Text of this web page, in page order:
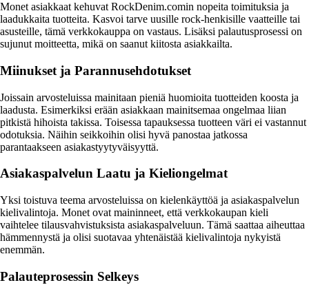
Monet asiakkaat kehuvat RockDenim.comin nopeita toimituksia ja
laadukkaita tuotteita. Kasvoi tarve uusille rock-henkisille vaatteille tai
asusteille, tämä verkkokauppa on vastaus. Lisäksi palautusprosessi on
sujunut moitteetta, mikä on saanut kiitosta asiakkailta.
Miinukset ja Parannusehdotukset
Joissain arvosteluissa mainitaan pieniä huomioita tuotteiden koosta ja
laadusta. Esimerkiksi erään asiakkaan mainitsemaa ongelmaa liian
pitkistä hihoista takissa. Toisessa tapauksessa tuotteen väri ei vastannut
odotuksia. Näihin seikkoihin olisi hyvä panostaa jatkossa
parantaakseen asiakastyytyväisyyttä.
Asiakaspalvelun Laatu ja Kieliongelmat
Yksi toistuva teema arvosteluissa on kielenkäyttöä ja asiakaspalvelun
kielivalintoja. Monet ovat maininneet, että verkkokaupan kieli
vaihtelee tilausvahvistuksista asiakaspalveluun. Tämä saattaa aiheuttaa
hämmennystä ja olisi suotavaa yhtenäistää kielivalintoja nykyistä
enemmän.
Palauteprosessin Selkeys